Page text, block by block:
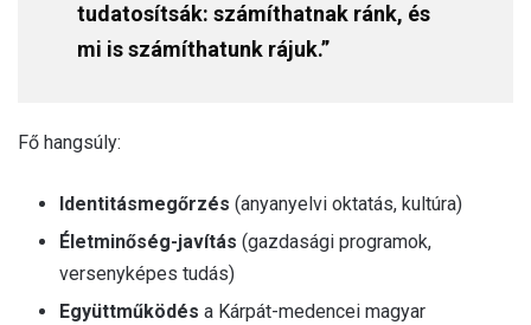
tudatosítsák: számíthatnak ránk, és
mi is számíthatunk rájuk.”
Fő hangsúly:
Identitásmegőrzés (anyanyelvi oktatás, kultúra)
Életminőség-javítás (gazdasági programok,
versenyképes tudás)
Együttműködés a Kárpát-medencei magyar